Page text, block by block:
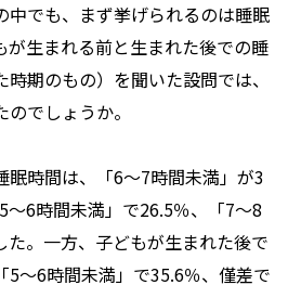
中でも、まず挙げられるのは睡眠
が生まれる前と生まれた後での睡
期のもの）を聞いた設問では、
でしょうか。
眠時間は、「6～7時間未満」が3
～6時間未満」で26.5％、「7～8
た。一方、子どもが生まれた後で
5～6時間未満」で35.6％、僅差で